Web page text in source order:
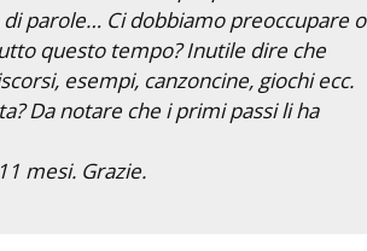
parole… Ci dobbiamo preoccupare o
questo tempo? Inutile dire che
esempi, canzoncine, giochi ecc.
Da notare che i primi passi li ha
mesi. Grazie.